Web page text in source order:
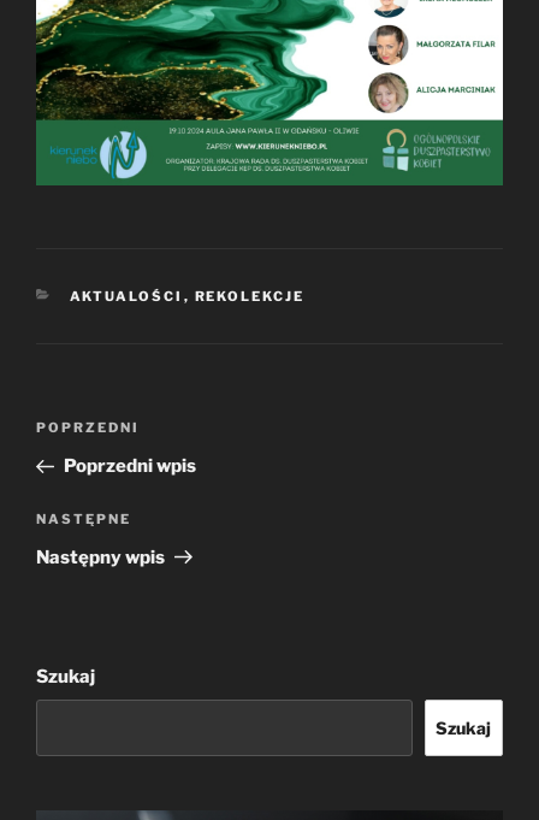
KATEGORIE
AKTUALOŚCI , REKOLEKCJE
Nawigacja
wpisu
Poprzedni
wpis
POPRZEDNI
Poprzedni wpis
Następny
wpis
NASTĘPNE
Następny wpis
Szukaj
Szukaj